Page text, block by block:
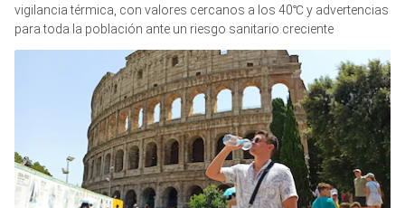
vigilancia térmica, con valores cercanos a los 40℃ y advertencias
para toda la población ante un riesgo sanitario creciente